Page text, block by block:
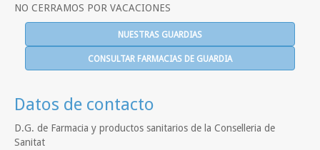
NO CERRAMOS POR VACACIONES
NUESTRAS GUARDIAS
CONSULTAR FARMACIAS DE GUARDIA
Datos de contacto
D.G. de Farmacia y productos sanitarios de la Conselleria de
Sanitat